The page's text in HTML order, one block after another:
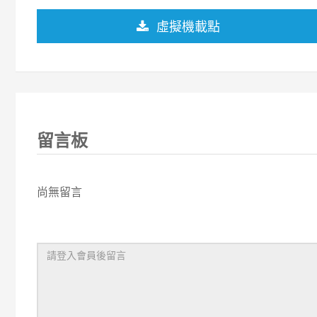
虛擬機載點
留言板
尚無留言